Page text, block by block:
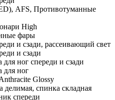
AFS, Противотуманные
High
фары
и сзади, рассеивающий свет
и сзади
для ног спереди и сзади
для ног
Glossy
делимая, спинка складная
спереди